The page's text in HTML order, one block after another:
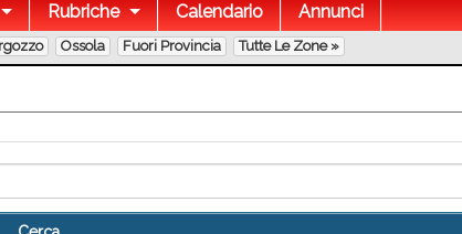
Rubriche Calendario Annunci
Ossola Fuori Provincia Tutte Le Zone »